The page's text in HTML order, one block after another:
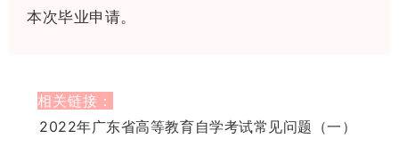
本次毕业申请。
相关链接：
2022年广东省高等教育自学考试常见问题（一）